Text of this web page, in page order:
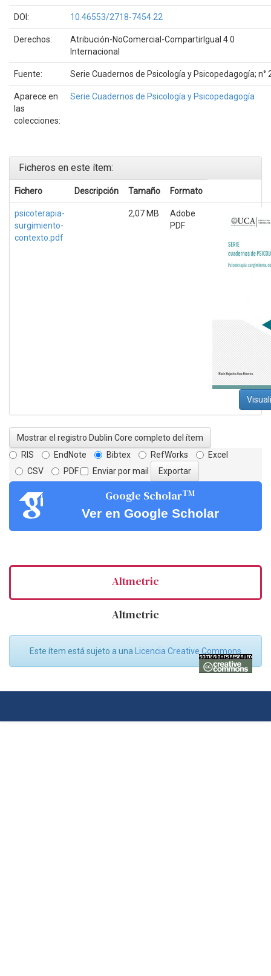
DOI: 10.46553/2718-7454.22
Derechos:
Atribución-NoComercial-CompartirIgual 4.0
Internacional
Fuente: Serie Cuadernos de Psicología y Psicopedagogía; n°
Aparece en
las
colecciones:
Serie Cuadernos de Psicología y Psicopedagogía
Ficheros en este ítem:
Fichero Descripción Tamaño Formato
psicoterapia-
surgimiento-
contexto.pdf
2,07 MB
Adobe
PDF
Mostrar el registro Dublin Core completo del ítem
RIS
EndNote Bibtex RefWorks
Excel
CSV
PDF Enviar por mail
Google ScholarTM
Ver en Google Scholar
Altmetric
Altmetric
Este ítem está sujeto a una Licencia Creative Commons